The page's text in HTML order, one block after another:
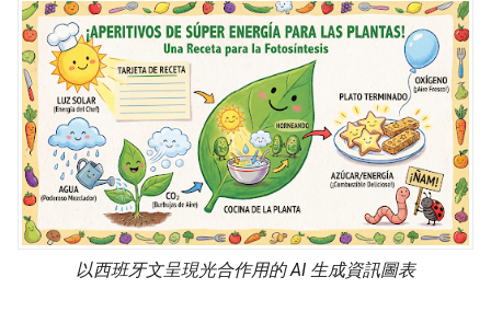
以西班牙文呈現光合作用的 AI 生成資訊圖表